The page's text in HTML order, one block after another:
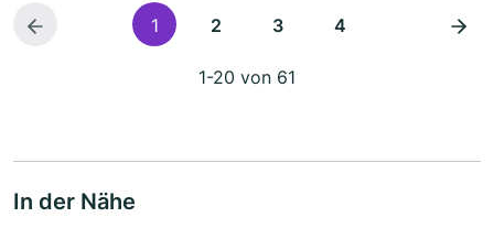
1 2 3 4
1-20 von 61
In der Nähe